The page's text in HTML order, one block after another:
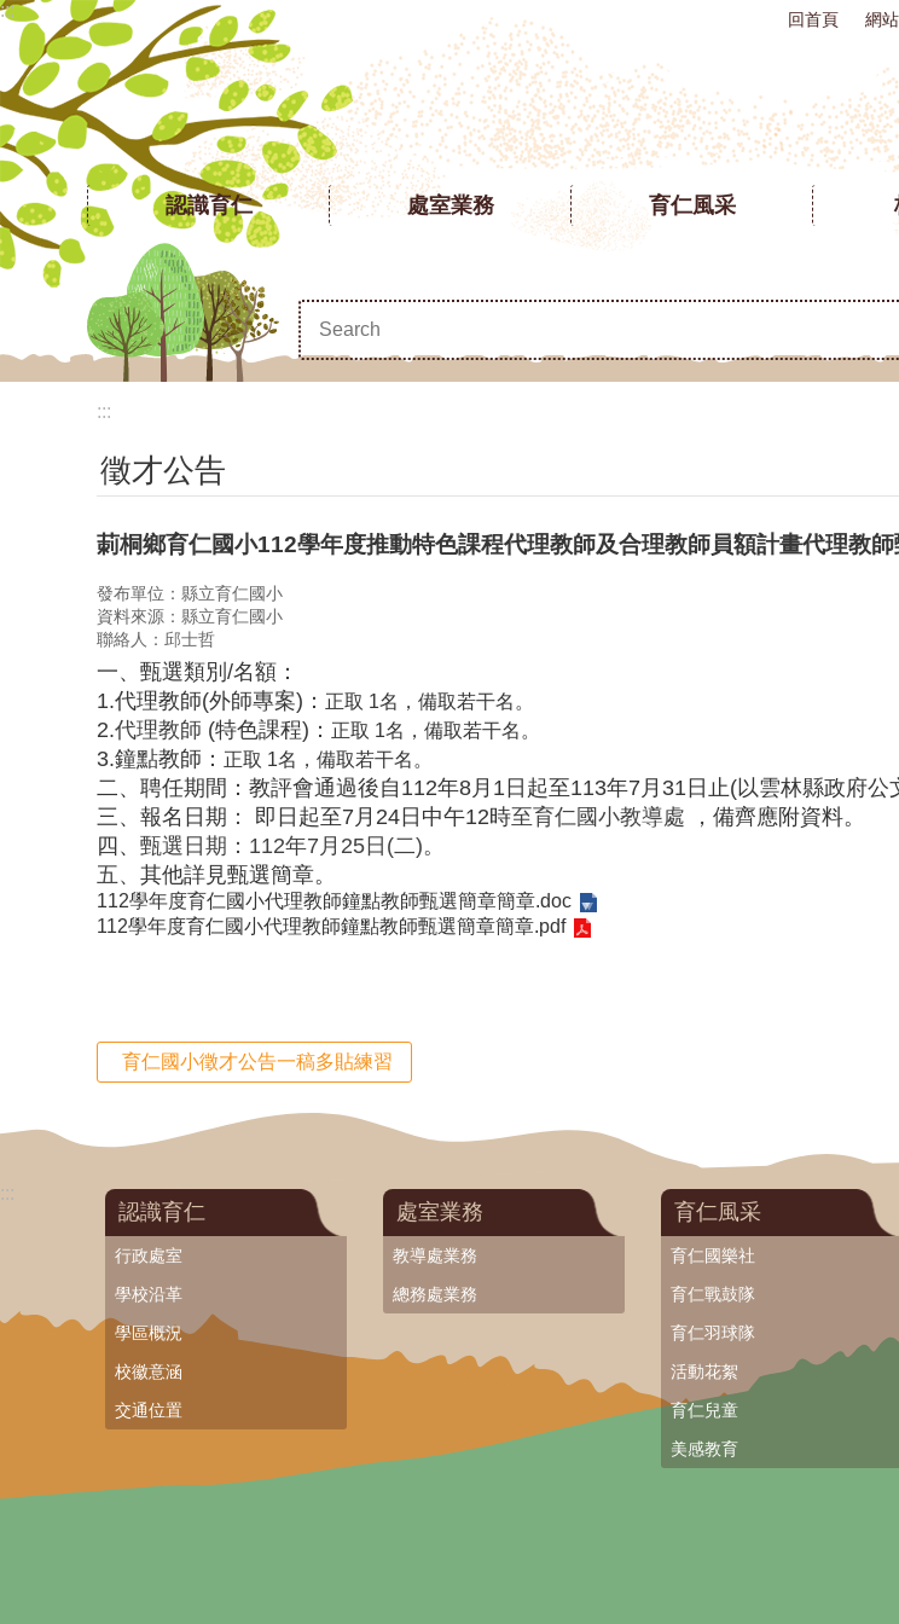
跳到主要內容區塊
::: 回首頁 網
認識育仁 處室業務 育仁風采
:::
徵才公告
莿桐鄉育仁國小112學年度推動特色課程代理教師及合理教師員額計畫代理教
發布單位：縣立育仁國小
資料來源：縣立育仁國小
聯絡人：邱士哲
一、甄選類別/名額：
1.代理教師(外師專案)： 正取 1名，備取若干名。
2.代理教師 (特色課程)： 正取 1名，備取若干名。
3.鐘點教師： 正取 1名，備取若干名。
二、 聘任期間：教評會通過後自112年8月1日起至113年7月31日止(以雲林縣政府公
三、報名日期 ： 即日起至7月24日中午12時至育仁國小教導處 ，備齊應附資料。
四、 甄選日期：112年7月25日(二)。
五、 其他詳見甄選簡章。
112學年度育仁國小代理教師鐘點教師甄選簡章簡章.doc
112學年度育仁國小代理教師鐘點教師甄選簡章簡章.pdf
育仁國小徵才公告一稿多貼練習
:::
認識育仁
行政處室
學校沿革
學區概況
校徽意涵
交通位置
處室業務
教導處業務
總務處業務
育仁風采
育仁國樂社
育仁戰鼓隊
育仁羽球隊
活動花絮
育仁兒童
美感教育